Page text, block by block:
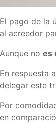
El pago de la
al acreedor
Aunque no es
En respuesta a
delegar este
Por
en